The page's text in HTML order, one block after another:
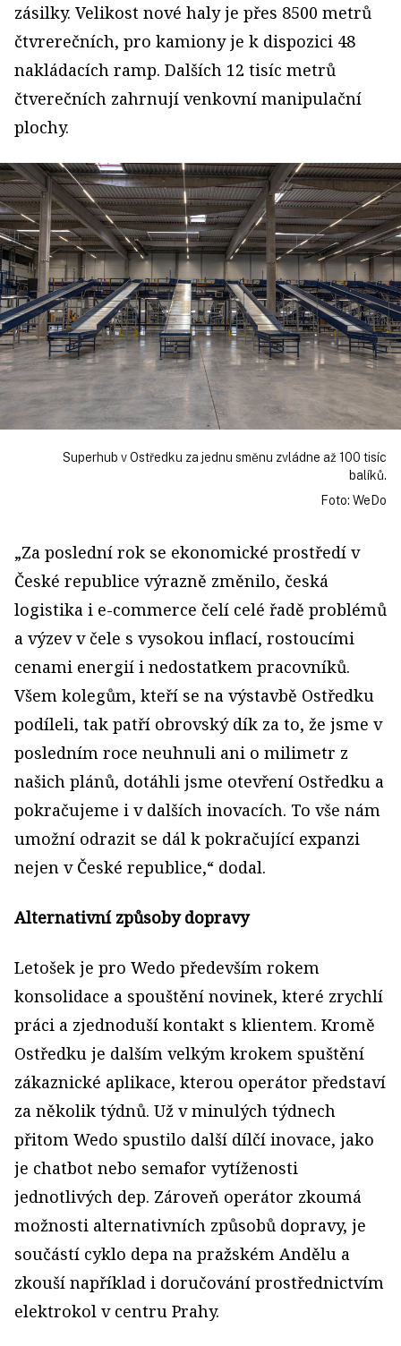
zásilky. Velikost nové haly je přes 8500 metrů
čtvrerečních, pro kamiony je k dispozici 48
nakládacích ramp. Dalších 12 tisíc metrů
čtverečních zahrnují venkovní manipulační
plochy.
Superhub v Ostředku za jednu směnu zvládne až 100 tisíc
balíků.
Foto: WeDo
„Za poslední rok se ekonomické prostředí v
České republice výrazně změnilo, česká
logistika i e-commerce čelí celé řadě problémů
a výzev v čele s vysokou inflací, rostoucími
cenami energií i nedostatkem pracovníků.
Všem kolegům, kteří se na výstavbě Ostředku
podíleli, tak patří obrovský dík za to, že jsme v
posledním roce neuhnuli ani o milimetr z
našich plánů, dotáhli jsme otevření Ostředku a
pokračujeme i v dalších inovacích. To vše nám
umožní odrazit se dál k pokračující expanzi
nejen v České republice,“ dodal.
Alternativní způsoby dopravy
Letošek je pro Wedo především rokem
konsolidace a spouštění novinek, které zrychlí
práci a zjednoduší kontakt s klientem. Kromě
Ostředku je dalším velkým krokem spuštění
zákaznické aplikace, kterou operátor představí
za několik týdnů. Už v minulých týdnech
přitom Wedo spustilo další dílčí inovace, jako
je chatbot nebo semafor vytíženosti
jednotlivých dep. Zároveň operátor zkoumá
možnosti alternativních způsobů dopravy, je
součástí cyklo depa na pražském Andělu a
zkouší například i doručování prostřednictvím
elektrokol v centru Prahy.